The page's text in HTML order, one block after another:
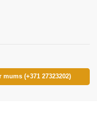
(+371 27323202)